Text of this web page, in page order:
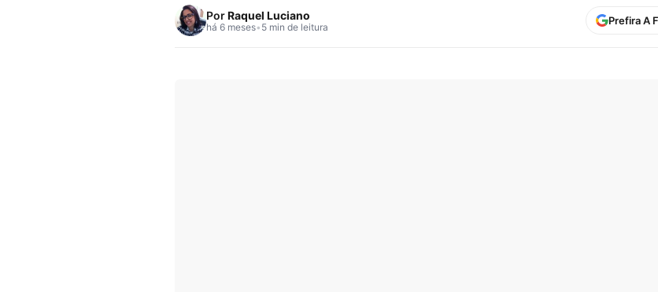
PorRaquel Luciano
há 6 meses• 5 min de leitura
Prefira A